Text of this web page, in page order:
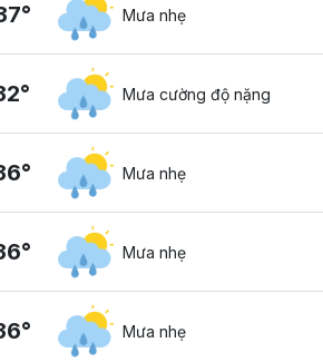
Mưa nhẹ
Mưa cường độ nặng
Mưa nhẹ
Mưa nhẹ
Mưa nhẹ